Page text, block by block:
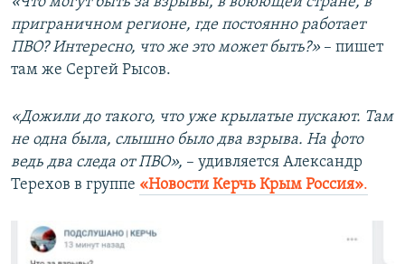
приграничном регионе, где постоянно работает
ПВО? Интересно, что же это может быть?» – пишет
там же Сергей Рысов.
«Дожили до такого, что уже крылатые пускают. Там
не одна была, слышно было два взрыва. На фото
ведь два следа от ПВО», – удивляется Александр
Терехов в группе «Новости Керчь Крым Россия».